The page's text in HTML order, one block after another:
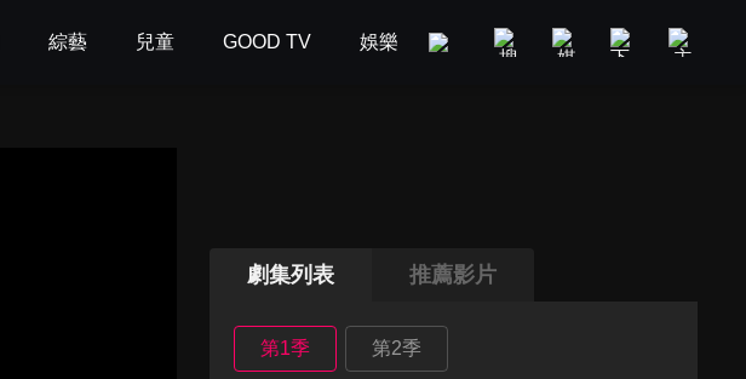
綜藝 兒童 GOOD TV 娛樂 美食旅遊 新聞政論
劇集列表 推薦影片
第1季 第2季